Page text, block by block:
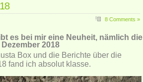
8 Comments »
es bei mir eine Neuheit, nämlich die
2018
Box und die Berichte über die
fand ich absolut klasse.